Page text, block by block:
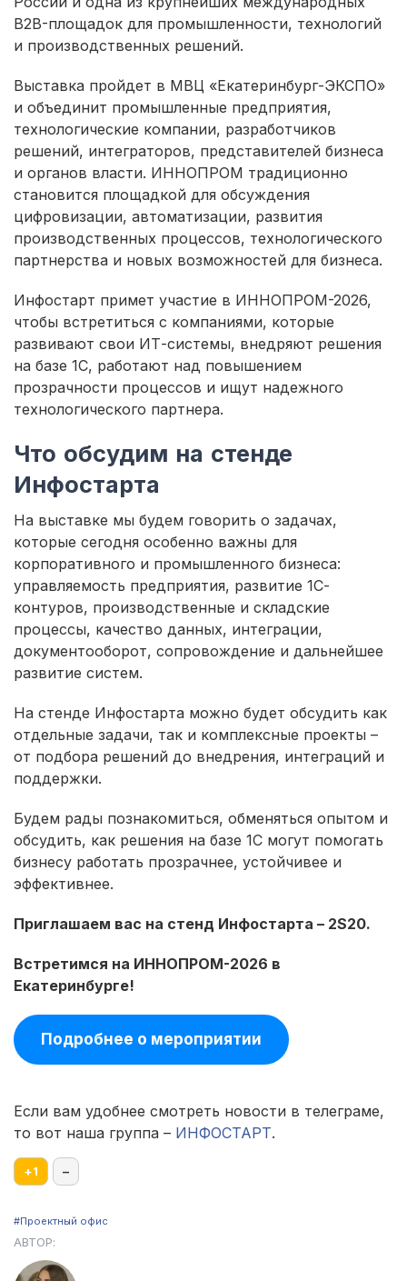
B2B-площадок для промышленности, технологий
и производственных решений.
Выставка пройдет в МВЦ «Екатеринбург-ЭКСПО»
и объединит промышленные предприятия,
технологические компании, разработчиков
решений, интеграторов, представителей бизнеса
и органов власти. ИННОПРОМ традиционно
становится площадкой для обсуждения
цифровизации, автоматизации, развития
производственных процессов, технологического
партнерства и новых возможностей для бизнеса.
Инфостарт примет участие в ИННОПРОМ-2026,
чтобы встретиться с компаниями, которые
развивают свои ИТ-системы, внедряют решения
на базе 1С, работают над повышением
прозрачности процессов и ищут надежного
технологического партнера.
Что обсудим на стенде
Инфостарта
На выставке мы будем говорить о задачах,
которые сегодня особенно важны для
корпоративного и промышленного бизнеса:
управляемость предприятия, развитие 1С-
контуров, производственные и складские
процессы, качество данных, интеграции,
документооборот, сопровождение и дальнейшее
развитие систем.
На стенде Инфостарта можно будет обсудить как
отдельные задачи, так и комплексные проекты –
от подбора решений до внедрения, интеграций и
поддержки.
Будем рады познакомиться, обменяться опытом и
обсудить, как решения на базе 1С могут помогать
бизнесу работать прозрачнее, устойчивее и
эффективнее.
Приглашаем вас на стенд Инфостарта – 2S20.
Встретимся на ИННОПРОМ-2026 в
Екатеринбурге!
Подробнее о мероприятии
Если вам удобнее смотреть новости в телеграме,
то вот наша группа – ИНФОСТАРТ.
+1 –
#Проектный офис
АВТОР: